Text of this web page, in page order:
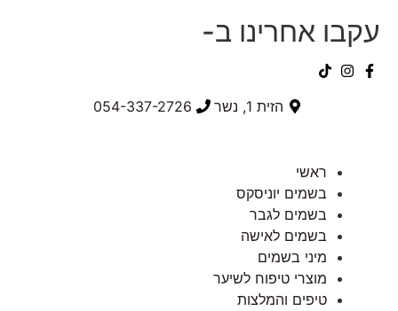
הזית 1, נשר 054-337-2726⁩
עקבו אחרינו ב-
ראשי
בשמים יוניסקס
בשמים לגבר
בשמים לאישה
מיני בשמים
מוצרי טיפוח לשיער
טיפים והמלצות